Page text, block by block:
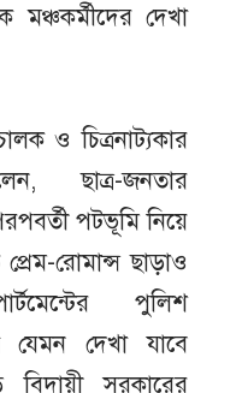
দেখা
ও চিত্রনাট্যকার
ছাত্র-জনতার
পটভূমি নিয়ে
রোমান্স ছাড়াও
পুলিশ
যেমন দেখা যাবে
সরকারের